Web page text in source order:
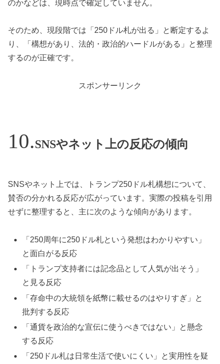
のかなどは、現時点で確定していません。
そのため、現段階では「250ドル札が出る」と断定するよ
り、「構想があり、法的・政治的ハードルがある」と整理
するのが正確です。
スポンサーリンク
SNSやネット上の反応の傾向
SNSやネット上では、トランプ250ドル札構想について、
賛否の分かれる反応が広がっています。実際の投稿を引用
せずに整理すると、主に次のような傾向があります。
「250周年に250ドル札という発想はわかりやすい」
と面白がる反応
「トランプ支持者には記念品として人気が出そう」
と見る反応
「存命中の大統領を紙幣に載せるのはやりすぎ」と
批判する反応
「通貨を政治的な宣伝に使うべきではない」と懸念
する反応
「250ドル札は日常生活で使いにくい」と実用性を疑